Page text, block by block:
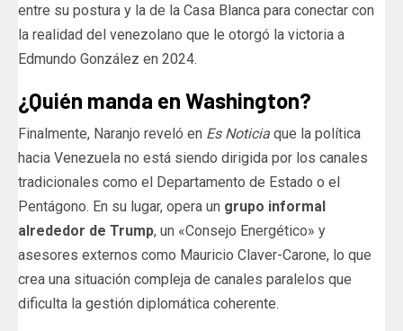
entre su postura y la de la Casa Blanca para conectar con
la realidad del venezolano que le otorgó la victoria a
Edmundo González en 2024.
¿Quién manda en Washington?
Finalmente, Naranjo reveló en Es Noticia que la política
hacia Venezuela no está siendo dirigida por los canales
tradicionales como el Departamento de Estado o el
Pentágono. En su lugar, opera un grupo informal
alrededor de Trump, un «Consejo Energético» y
asesores externos como Mauricio Claver-Carone, lo que
crea una situación compleja de canales paralelos que
dificulta la gestión diplomática coherente.